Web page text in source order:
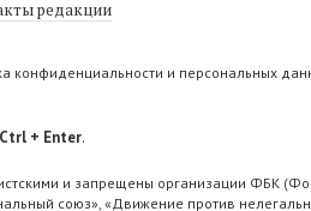
редакции
конфиденциальности и персональных
Ctrl + Enter.
и запрещены организации ФБК
союз», «Движение против